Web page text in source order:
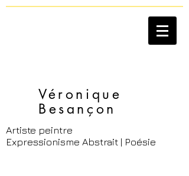
Véronique
Besançon​
Artiste peintre
Expressionisme Abstrait | Poésie